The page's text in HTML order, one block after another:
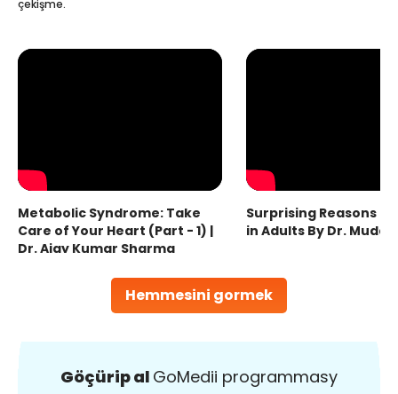
Hemmesini gormek
çekişme.
Metabolic Syndrome: Take
Care of Your Heart (Part - 1) |
Dr. Ajay Kumar Sharma
Surprising Reasons
in Adults By Dr.
Göçürip al GoMedii programmasy